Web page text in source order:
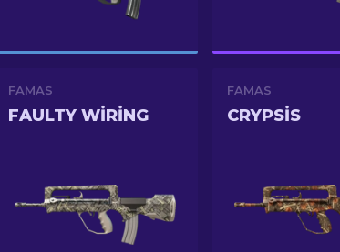
FAMAS
FAULTY WIRING
FAMAS
CRYPSIS